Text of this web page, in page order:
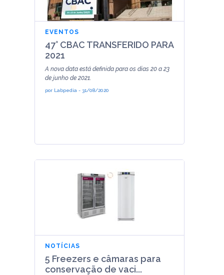
EVENTOS
47° CBAC TRANSFERIDO PARA
2021
A nova data está definida para os dias 20 a 23
de junho de 2021.
por Labpedia - 31/08/2020
NOTÍCIAS
5 Freezers e câmaras para
conservação de vaci...